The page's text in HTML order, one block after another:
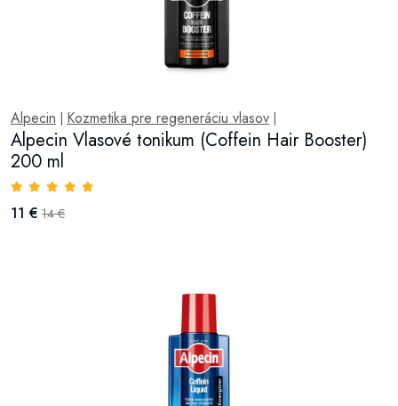
Alpecin Kozmetika pre regeneráciu vlasov
Alpecin Vlasové tonikum (Coffein Hair Booster)
200 ml
11 € 14 €